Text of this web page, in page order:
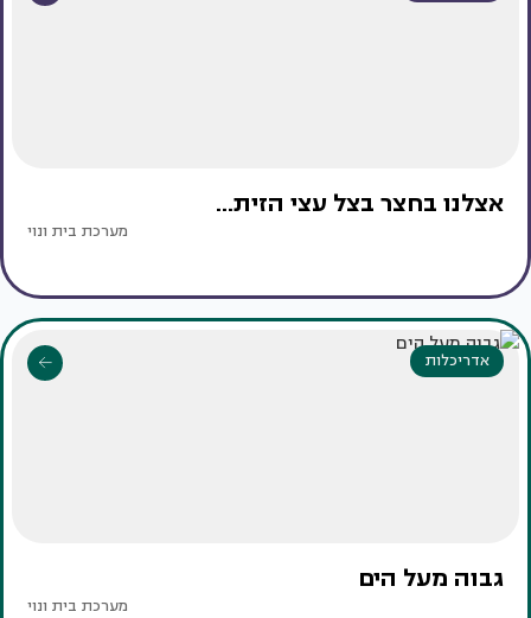
אצלנו בחצר בצל עצי הזית...
מערכת בית ונוי
אדריכלות
גבוה מעל הים
מערכת בית ונוי